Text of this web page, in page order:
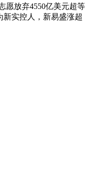
愿放弃4550亿美元超等
实控人，新易盛涨超